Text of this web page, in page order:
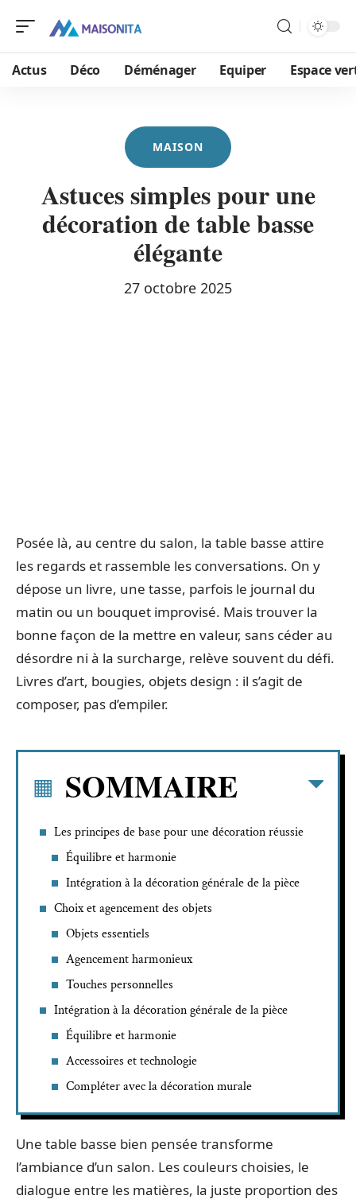
Actus Déco Déménager Equiper Espace
MAISON
Astuces simples pour une
décoration de table basse
élégante
27 octobre 2025
Posée là, au centre du salon, la table basse attire
les regards et rassemble les conversations. On y
dépose un livre, une tasse, parfois le journal du
matin ou un bouquet improvisé. Mais trouver la
bonne façon de la mettre en valeur, sans céder au
désordre ni à la surcharge, relève souvent du défi.
Livres d’art, bougies, objets design : il s’agit de
composer, pas d’empiler.
SOMMAIRE
Les principes de base pour une décoration réussie
Équilibre et harmonie
Intégration à la décoration générale de la pièce
Choix et agencement des objets
Objets essentiels
Agencement harmonieux
Touches personnelles
Intégration à la décoration générale de la pièce
Équilibre et harmonie
Accessoires et technologie
Compléter avec la décoration murale
Une table basse bien pensée transforme
l’ambiance d’un salon. Les couleurs choisies, le
dialogue entre les matières, la juste proportion des